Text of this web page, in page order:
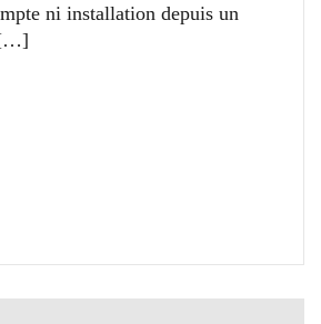
ni installation depuis un